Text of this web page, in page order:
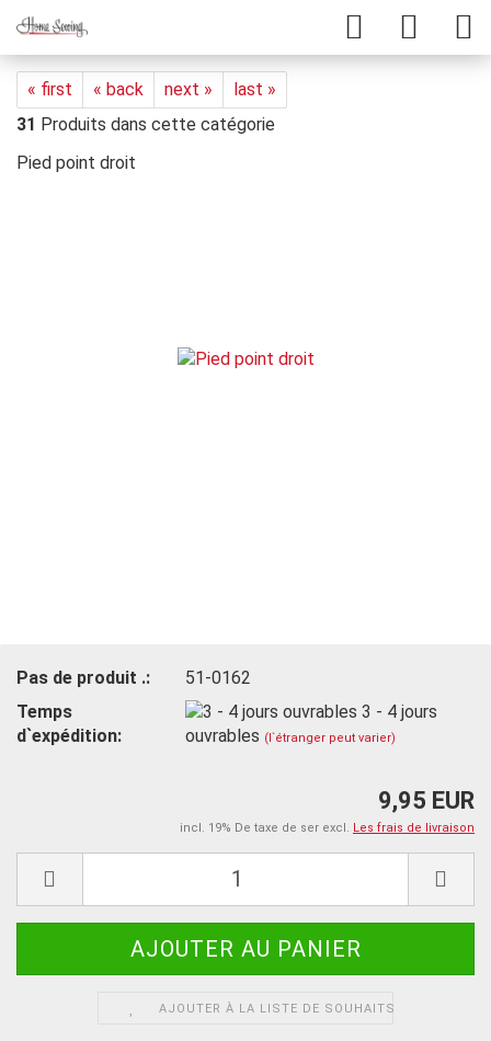
« first « back next »
last »
31 Produits dans cette catégorie
Pied point droit
Pas de produit .:
51-0162
Temps
d`expédition:
3 - 4 jours
ouvrables (l`étranger peut varier)
9,95 EUR
incl. 19% De taxe de ser excl. Les frais de livraison
AJOUTER À LA LISTE DE SOUHAITS